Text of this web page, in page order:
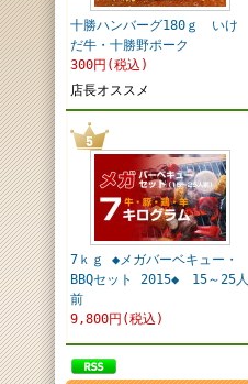
十勝ハンバーグ180ｇ いけ
だ牛・十勝野ポーク
300円(税込)
店長オススメ
7ｋｇ ◆メガバーベキュー・
BBQセット 2015◆ 15～25人
前
9,800円(税込)